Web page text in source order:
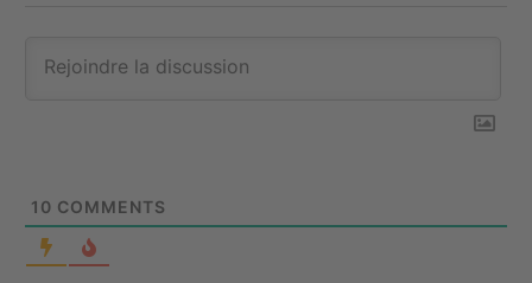
10 COMMENTS